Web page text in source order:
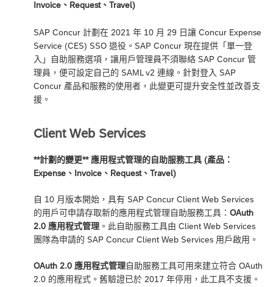
Invoice、Request、Travel)
SAP Concur 計劃在 2021 年 10 月 29 日讓 Concur Expense
Service (CES) SSO 退役。SAP Concur 現在提供「單一登
入」自助服務選項，讓用戶管理員不須聯絡 SAP Concur 管
理員，便可設定自己的 SAML v2 連線。針對登入 SAP
Concur 產品和服務的使用者，此變更可提升安全性並改善支
援。
Client Web Services
**計劃的變更** 應用程式管理的自助服務工具 (產品：
Expense、Invoice、Request、Travel)
自 10 月版本開始，具有 SAP Concur Client Web Services
的用戶可申請存取新的應用程式管理自助服務工具： OAuth
2.0 應用程式管理 。此自助服務工具由 Client Web Services
團隊為申請的 SAP Concur Client Web Services 用戶啟用。
OAuth 2.0 應用程式管理自助服務工具可用來建立符合 OAuth
2.0 的應用程式。舊驗證已於 2017 年停用，此工具不支援。